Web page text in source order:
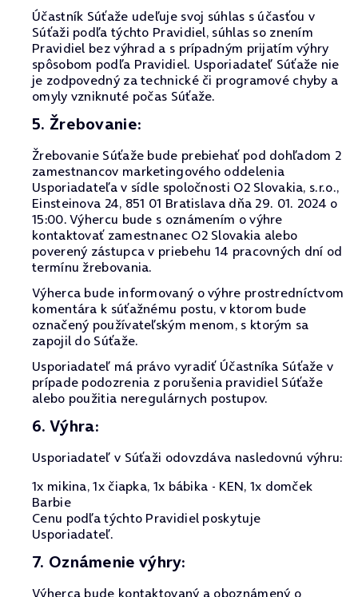
Účastník Súťaže udeľuje svoj súhlas s účasťou v
Súťaži podľa týchto Pravidiel, súhlas so znením
Pravidiel bez výhrad a s prípadným prijatím výhry
spôsobom podľa Pravidiel. Usporiadateľ Súťaže nie
je zodpovedný za technické či programové chyby a
omyly vzniknuté počas Súťaže.
5. Žrebovanie:
Žrebovanie Súťaže bude prebiehať pod dohľadom 2
zamestnancov marketingového oddelenia
Usporiadateľa v sídle spoločnosti O2 Slovakia, s.r.o.,
Einsteinova 24, 851 01 Bratislava dňa 29. 01. 2024 o
15:00. Výhercu bude s oznámením o výhre
kontaktovať zamestnanec O2 Slovakia alebo
poverený zástupca v priebehu 14 pracovných dní od
termínu žrebovania.
Výherca bude informovaný o výhre prostredníctvom
komentára k súťažnému postu, v ktorom bude
označený používateľským menom, s ktorým sa
zapojil do Súťaže.
Usporiadateľ má právo vyradiť Účastníka Súťaže v
prípade podozrenia z porušenia pravidiel Súťaže
alebo použitia neregulárnych postupov.
6. Výhra:
Usporiadateľ v Súťaži odovzdáva nasledovnú výhru:
1x mikina, 1x čiapka, 1x bábika - KEN, 1x domček
Barbie
Cenu podľa týchto Pravidiel poskytuje
Usporiadateľ.
7. Oznámenie výhry:
Výherca bude kontaktovaný a oboznámený o